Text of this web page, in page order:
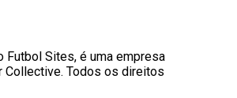
Futbol Sites, é uma empresa
Collective. Todos os direitos